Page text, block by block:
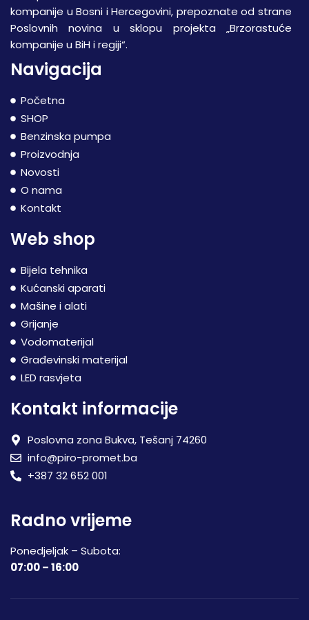
kompanije u Bosni i Hercegovini, prepoznate od strane
Poslovnih novina u sklopu projekta „Brzorastuće
kompanije u BiH i regiji“.
Navigacija
Početna
SHOP
Benzinska pumpa
Proizvodnja
Novosti
O nama
Kontakt
Web shop
Bijela tehnika
Kućanski aparati
Mašine i alati
Grijanje
Vodomaterijal
Građevinski materijal
LED rasvjeta
Kontakt informacije
Poslovna zona Bukva, Tešanj 74260
info@piro-promet.ba
+387 32 652 001
Radno vrijeme
Ponedjeljak – Subota:
07:00 – 16:00